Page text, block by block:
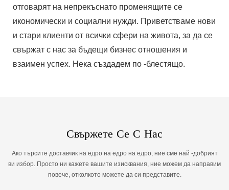
отговарят на непрекъснато променящите се
икономически и социални нужди. Приветстваме нови
и стари клиенти от всички сфери на живота, за да се
свържат с нас за бъдещи бизнес отношения и
взаимен успех. Нека създадем по -блестящо.
Свържете Се С Нас
Ако търсите доставчик на едро на едро на едро, ние сме най -добрият
ви избор. Просто ни кажете вашите изисквания, ние можем да направим
повече, отколкото можете да си представите.